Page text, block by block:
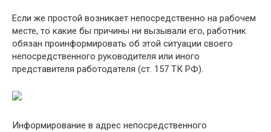
Если же простой возникает непосредственно на рабочем
месте, то какие бы причины ни вызывали его, работник
обязан проинформировать об этой ситуации своего
непосредственного руководителя или иного
представителя работодателя (ст. 157 ТК РФ).
Информирование в адрес непосредственного